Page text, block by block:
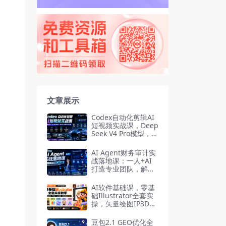
文章展示
Codex自动化剪辑AI
短视频实战课，Deep
Seek V4 Pro模型，封
视频全流程
AI Agent财务审计实
战落地课：一人+AI
打造专业团队，解锁
工作模式
AI软件基础课，零基
础Illustrator全套实
操，矢量绘图IP3D渲
豆包2.1 GEO优化全